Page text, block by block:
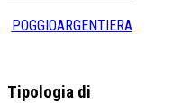
POGGIOARGENTIERA
Tipologia di